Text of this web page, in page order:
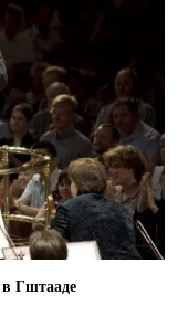
Гштааде